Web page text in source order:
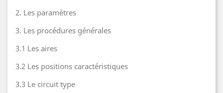
2. Les paramètres
3. Les procédures générales
3.1 Les aires
3.2 Les positions caractéristiques
3.3 Le circuit type